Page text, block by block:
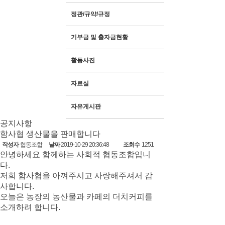
정관/규약/규정
기부금 및 출자금현황
활동사진
자료실
자유게시판
공지사항
함사협 생산물을 판매합니다
작성자 협동조합 날짜2019-10-29 20:36:48 조회수 1251
안녕하세요 함께하는 사회적 협동조합입니
다.
저희 함사협을 아껴주시고 사랑해주셔서 감
사합니다.
오늘은 농장의 농산물과 카페의 더치커피를
소개하려 합니다.